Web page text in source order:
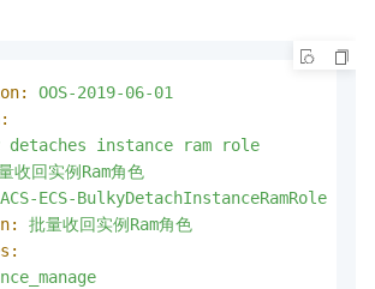
OOS-2019-06-01
detaches instance ram
role
收回实例Ram角色
ACS-ECS-BulkyDetachInstanceRamRole
批量收回实例Ram角色